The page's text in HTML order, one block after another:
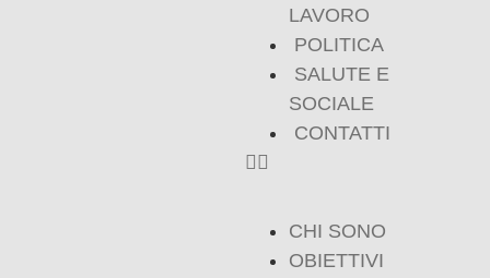
LAVORO
POLITICA
SALUTE E
SOCIALE
CONTATTI
CHI SONO
OBIETTIVI